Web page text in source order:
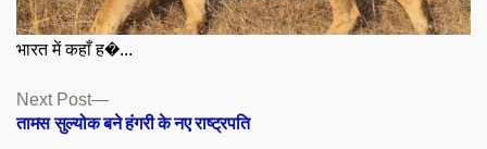
भारत में कहाँ ह�...
Posts
navigation
Next Post
Next
post:
तामस सुल्योक बने हंगरी के नए राष्ट्रपति